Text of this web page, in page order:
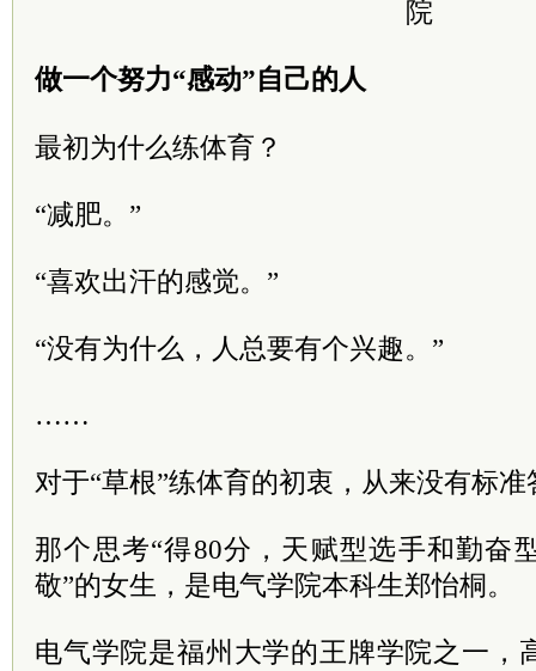
院
做一个努力“感动”自己的人
最初为什么练体育？
“减肥。”
“喜欢出汗的感觉。”
“没有为什么，人总要有个兴趣。”
……
对于“草根”练体育的初衷，从来没有标准
那个思考“得80分，天赋型选手和勤奋
敬”的女生，是电气学院本科生郑怡桐。
电气学院是福州大学的王牌学院之一，